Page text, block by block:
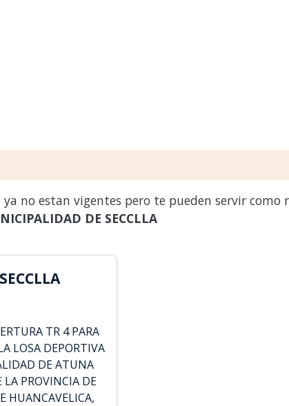
no estan vigentes pero te pueden servir como
DE SECCLLA
TR 4 PARA
LOSA DEPORTIVA
DE ATUNA
LA PROVINCIA DE
HUANCAVELICA,